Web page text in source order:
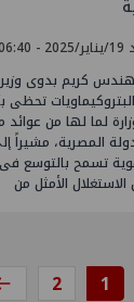
م
كريم بدوى وزير
تحظى
لما لها من
المصرية، مشيراً
تسمح بالتوسع
الأمثل من
1
2